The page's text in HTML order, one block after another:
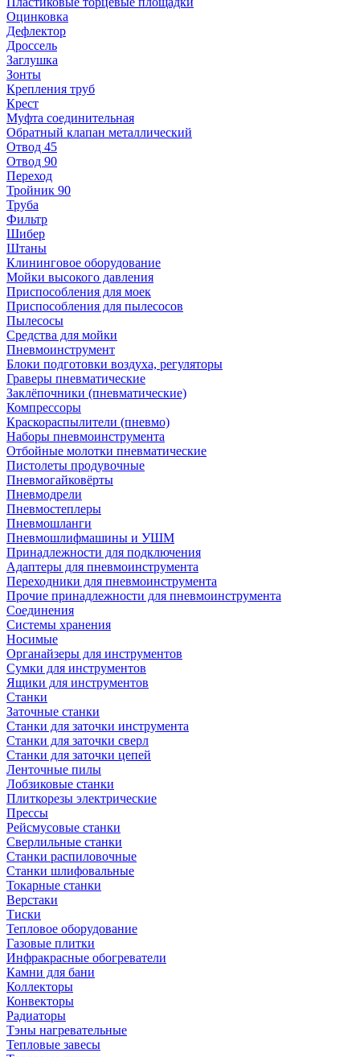
Оцинковка
Дефлектор
Дроссель
Заглушка
Зонты
Крепления труб
Крест
Муфта соединительная
Обратный клапан металлический
Отвод 45
Отвод 90
Переход
Тройник 90
Труба
Фильтр
Шибер
Штаны
Клининговое оборудование
Мойки высокого давления
Приспособления для моек
Приспособления для пылесосов
Пылесосы
Средства для мойки
Пневмоинструмент
Блоки подготовки воздуха, регуляторы
Граверы пневматические
Заклёпочники (пневматические)
Компрессоры
Краскораспылители (пневмо)
Наборы пневмоинструмента
Отбойные молотки пневматические
Пистолеты продувочные
Пневмогайковёрты
Пневмодрели
Пневмостеплеры
Пневмошланги
Пневмошлифмашины и УШМ
Принадлежности для подключения
Адаптеры для пневмоинструмента
Переходники для пневмоинструмента
Прочие принадлежности для пневмоинструмента
Соединения
Системы хранения
Носимые
Органайзеры для инструментов
Сумки для инструментов
Ящики для инструментов
Станки
Заточные станки
Станки для заточки инструмента
Станки для заточки сверл
Станки для заточки цепей
Ленточные пилы
Лобзиковые станки
Плиткорезы электрические
Прессы
Рейсмусовые станки
Сверлильные станки
Станки распиловочные
Станки шлифовальные
Токарные станки
Верстаки
Тиски
Тепловое оборудование
Газовые плитки
Инфракрасные обогреватели
Камни для бани
Коллекторы
Конвекторы
Радиаторы
Тэны нагревательные
Тепловые завесы